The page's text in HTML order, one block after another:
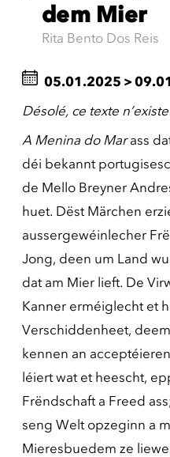
dem Mier
Rita Bento Dos Reis
05.01.2025 >
Désolé, ce texte
A Menina do Marass
déi bekannt
de Mello Breyner
huet. Dëst Märchen
aussergewéinlecher
Jong, deen um Land
dat am Mier lieft. De
Kanner erméiglecht et
Verschiddenheet,
kennen an
léiert wat et heescht,
Frëndschaft a Freed
seng Welt opzeginn a
Mieresbuedem ze